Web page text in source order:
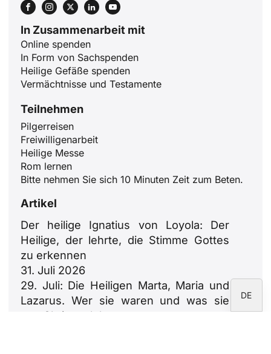
In Zusammenarbeit mit
Online spenden
In Form von Sachspenden
Heilige Gefäße spenden
Vermächtnisse und Testamente
Teilnehmen
Pilgerreisen
Freiwilligenarbeit
Heilige Messe
Rom lernen
Bitte nehmen Sie sich 10 Minuten Zeit zum Beten.
Artikel
Der heilige Ignatius von Loyola: Der
Heilige, der lehrte, die Stimme Gottes
zu erkennen
31. Juli 2026
29. Juli: Die Heiligen Marta, Maria und
Lazarus. Wer sie waren und was sie
uns Christen lehren
DE